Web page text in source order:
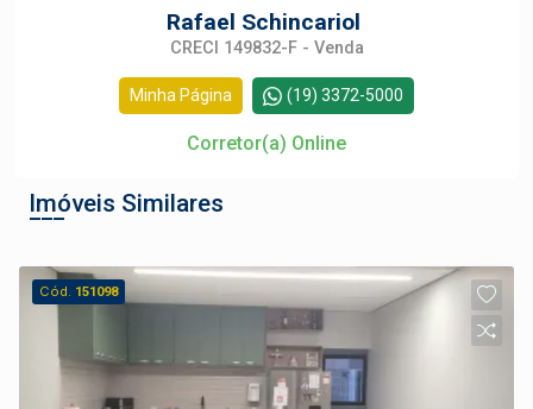
Rafael Schincariol
CRECI 149832-F - Venda
Minha Página (19) 3372-5000
Corretor(a) Online
Imóveis Similares
Cód. 151098